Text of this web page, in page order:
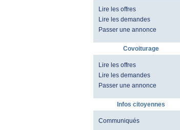
Lire les offres
Lire les demandes
Passer une annonce
Covoiturage
Lire les offres
Lire les demandes
Passer une annonce
Infos citoyennes
Communiqués